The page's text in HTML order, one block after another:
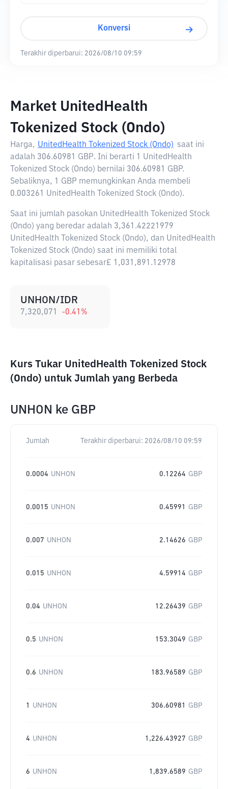
Konversi
Terakhir diperbarui: 2026/08/10 09:59
Market UnitedHealth
Tokenized Stock (Ondo)
Harga, UnitedHealth Tokenized Stock (Ondo) saat ini
adalah 306.60981 GBP. Ini berarti 1 UnitedHealth
Tokenized Stock (Ondo) bernilai 306.60981 GBP.
Sebaliknya, 1 GBP memungkinkan Anda membeli
0.003261 UnitedHealth Tokenized Stock (Ondo).
Saat ini jumlah pasokan UnitedHealth Tokenized Stock
(Ondo) yang beredar adalah 3,361.42221979
UnitedHealth Tokenized Stock (Ondo), dan UnitedHealth
Tokenized Stock (Ondo) saat ini memiliki total
kapitalisasi pasar sebesar£ 1,031,891.12978
UNHON/IDR
7,320,071 -0.41 %
Kurs Tukar UnitedHealth Tokenized Stock
(Ondo) untuk Jumlah yang Berbeda
UNHON ke GBP
Jumlah Terakhir diperbarui: 2026/08/10 09:59
0.0004 UNHON 0.12264 GBP
0.0015 UNHON 0.45991 GBP
0.007 UNHON 2.14626 GBP
0.015 UNHON 4.59914 GBP
0.04 UNHON 12.26439 GBP
0.5 UNHON 153.3049 GBP
0.6 UNHON 183.96589 GBP
1 UNHON 306.60981 GBP
4 UNHON 1,226.43927 GBP
6 UNHON 1,839.6589 GBP